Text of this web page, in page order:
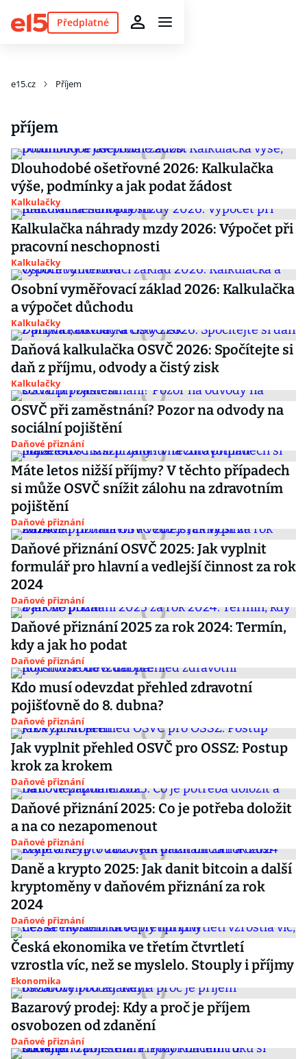
Předplatné
e15.cz Příjem
příjem
Dlouhodobé ošetřovné 2026: Kalkulačka
výše, podmínky a jak podat žádost
Kalkulačky
Kalkulačka náhrady mzdy 2026: Výpočet při
pracovní neschopnosti
Kalkulačky
Osobní vyměřovací základ 2026: Kalkulačka
a výpočet důchodu
Kalkulačky
Daňová kalkulačka OSVČ 2026: Spočítejte si
daň z příjmu, odvody a čistý zisk
Kalkulačky
OSVČ při zaměstnání? Pozor na odvody na
sociální pojištění
Daňové přiznání
Máte letos nižší příjmy? V těchto případech
si může OSVČ snížit zálohu na zdravotním
pojištění
Daňové přiznání
Daňové přiznání OSVČ 2025: Jak vyplnit
formulář pro hlavní a vedlejší činnost za rok
2024
Daňové přiznání
Daňové přiznání 2025 za rok 2024: Termín,
kdy a jak ho podat
Daňové přiznání
Kdo musí odevzdat přehled zdravotní
pojišťovně do 8. dubna?
Daňové přiznání
Jak vyplnit přehled OSVČ pro OSSZ: Postup
krok za krokem
Daňové přiznání
Daňové přiznání 2025: Co je potřeba doložit
a na co nezapomenout
Daňové přiznání
Daně a krypto 2025: Jak danit bitcoin a další
kryptoměny v daňovém přiznání za rok
2024
Daňové přiznání
Česká ekonomika ve třetím čtvrtletí
vzrostla víc, než se myslelo. Stouply i příjmy
Ekonomika
Bazarový prodej: Kdy a proč je příjem
osvobozen od zdanění
Daňové přiznání